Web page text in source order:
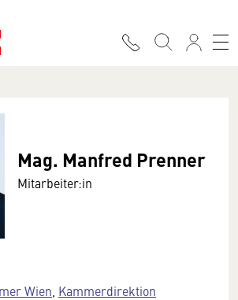
Mag. Manfred Prenner
Mitarbeiter:in
Wien Kammerdirektion